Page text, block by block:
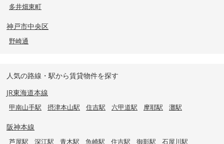
多井畑東町
神戸市中央区
野崎通
人気の路線・駅から賃貸物件を探す
JR東海道本線
甲南山手駅 摂津本山駅 住吉駅 六甲道駅 摩耶駅 灘駅
阪神本線
芦屋駅 深江駅 青木駅 魚崎駅 住吉駅 御影駅
石屋川駅